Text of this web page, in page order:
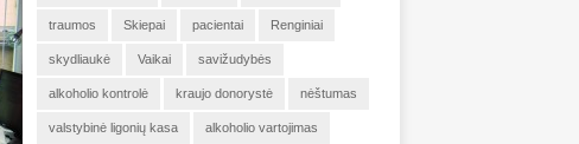
traumos Skiepai pacientai Renginiai
skydliaukė Vaikai savižudybės
alkoholio kontrolė kraujo donorystė nėštumas
valstybinė ligonių kasa alkoholio vartojimas